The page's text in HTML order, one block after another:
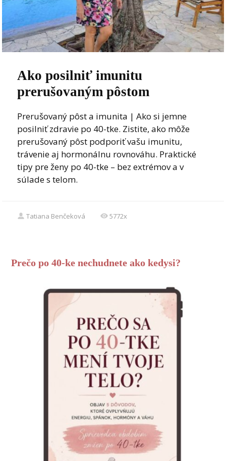
Ako posilniť imunitu
prerušovaným pôstom
Prerušovaný pôst a imunita | Ako si jemne
posilniť zdravie po 40-tke. Zistite, ako môže
prerušovaný pôst podporiť vašu imunitu,
trávenie aj hormonálnu rovnováhu. Praktické
tipy pre ženy po 40-tke – bez extrémov a v
súlade s telom.
Tatiana Benčeková 5772x
Prečo po 40-ke nechudnete ako kedysi?